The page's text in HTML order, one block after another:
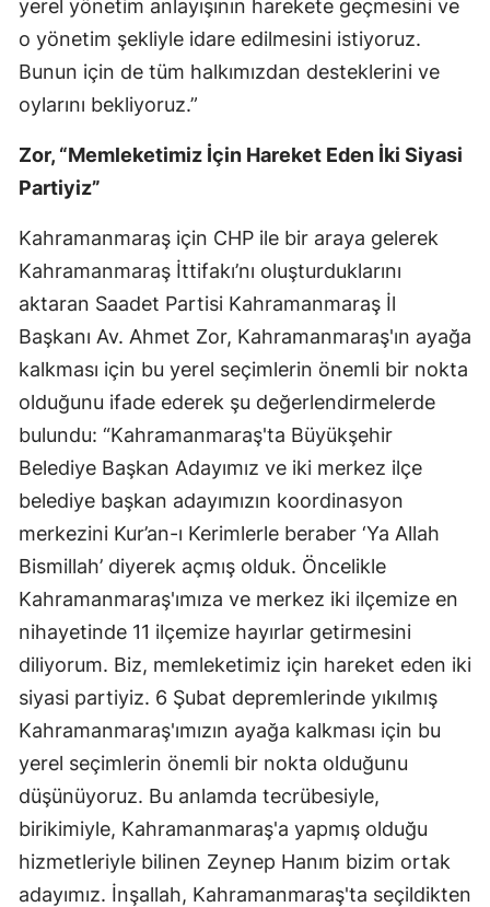
yerel yönetim anlayışının harekete geçmesini ve
o yönetim şekliyle idare edilmesini istiyoruz.
Bunun için de tüm halkımızdan desteklerini ve
oylarını bekliyoruz.”
Zor, “Memleketimiz İçin Hareket Eden İki Siyasi
Partiyiz”
Kahramanmaraş için CHP ile bir araya gelerek
Kahramanmaraş İttifakı’nı oluşturduklarını
aktaran Saadet Partisi Kahramanmaraş İl
Başkanı Av. Ahmet Zor, Kahramanmaraş'ın ayağa
kalkması için bu yerel seçimlerin önemli bir nokta
olduğunu ifade ederek şu değerlendirmelerde
bulundu: “Kahramanmaraş'ta Büyükşehir
Belediye Başkan Adayımız ve iki merkez ilçe
belediye başkan adayımızın koordinasyon
merkezini Kur’an-ı Kerimlerle beraber ‘Ya Allah
Bismillah’ diyerek açmış olduk. Öncelikle
Kahramanmaraş'ımıza ve merkez iki ilçemize en
nihayetinde 11 ilçemize hayırlar getirmesini
diliyorum. Biz, memleketimiz için hareket eden iki
siyasi partiyiz. 6 Şubat depremlerinde yıkılmış
Kahramanmaraş'ımızın ayağa kalkması için bu
yerel seçimlerin önemli bir nokta olduğunu
düşünüyoruz. Bu anlamda tecrübesiyle,
birikimiyle, Kahramanmaraş'a yapmış olduğu
hizmetleriyle bilinen Zeynep Hanım bizim ortak
adayımız. İnşallah, Kahramanmaraş'ta seçildikten